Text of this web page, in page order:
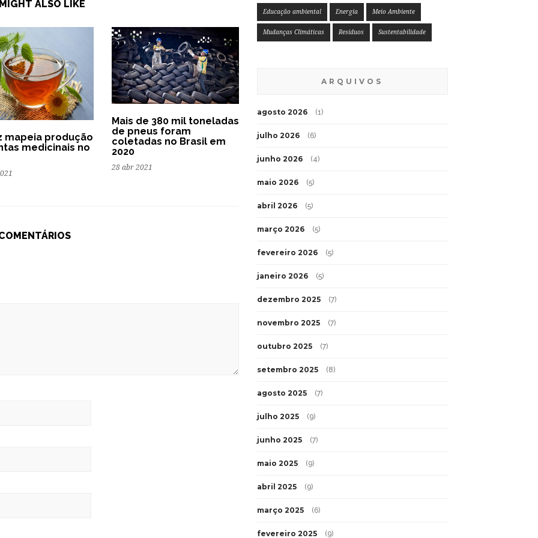
ALSO LIKE
mapeia produção
medicinais no
Mais de 380 mil toneladas
de pneus foram
coletadas no Brasil em
2020
28 abr 2021
Educação ambiental Energia Meio Ambiente
Mudanças Climáticas Resíduos Sustentabilidade
ARQUIVOS
agosto 2026 (1)
julho 2026 (6)
junho 2026 (4)
maio 2026 (5)
abril 2026 (5)
março 2026 (5)
fevereiro 2026 (5)
janeiro 2026 (5)
dezembro 2025 (7)
novembro 2025 (7)
outubro 2025 (7)
setembro 2025 (8)
agosto 2025 (7)
julho 2025 (9)
junho 2025 (7)
maio 2025 (9)
abril 2025 (9)
março 2025 (6)
fevereiro 2025 (9)